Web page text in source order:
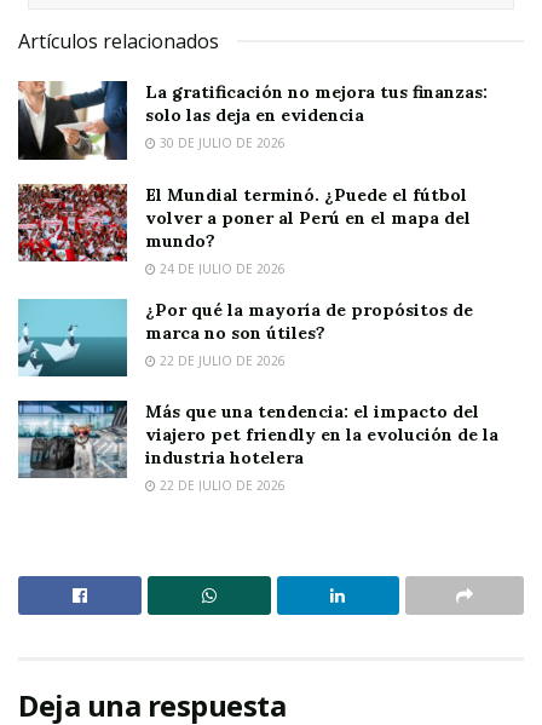
Artículos relacionados
La gratificación no mejora tus finanzas:
solo las deja en evidencia
30 DE JULIO DE 2026
El Mundial terminó. ¿Puede el fútbol
volver a poner al Perú en el mapa del
mundo?
24 DE JULIO DE 2026
¿Por qué la mayoría de propósitos de
marca no son útiles?
22 DE JULIO DE 2026
Más que una tendencia: el impacto del
viajero pet friendly en la evolución de la
industria hotelera
22 DE JULIO DE 2026
Deja una respuesta